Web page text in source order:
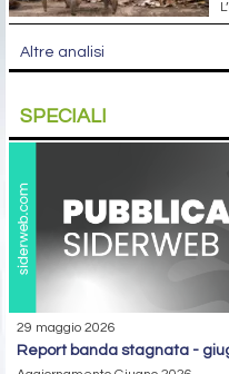
Altre analisi
SPECIALI
29 maggio 2026
report banda stagnata -